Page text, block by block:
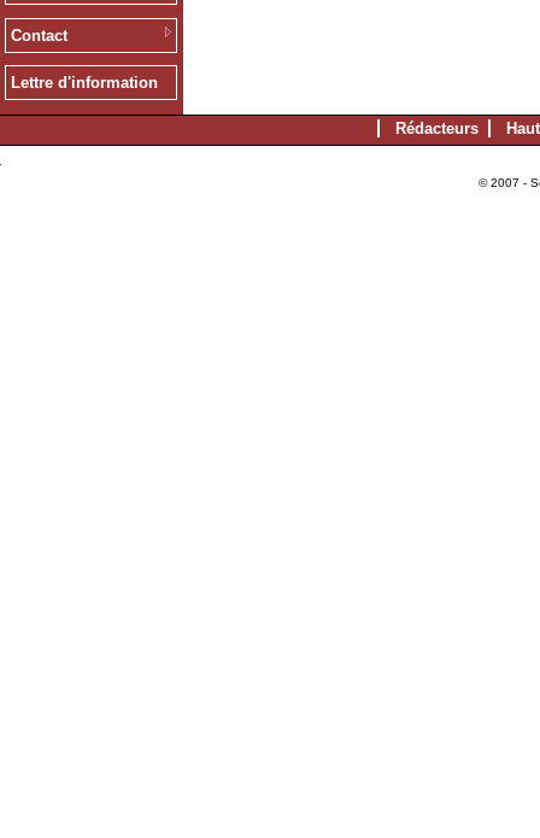
Contact
Lettre d'information
Rédacteurs
© 2007 -